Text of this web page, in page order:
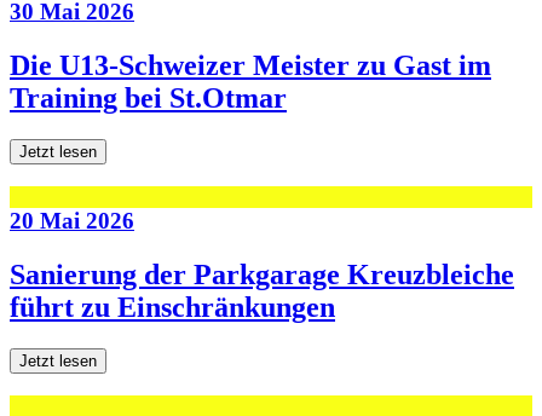
30 Mai 2026
Die U13-Schweizer Meister zu Gast im
Training bei St.Otmar
Jetzt lesen
20 Mai 2026
Sanierung der Parkgarage Kreuzbleiche
führt zu Einschränkungen
Jetzt lesen